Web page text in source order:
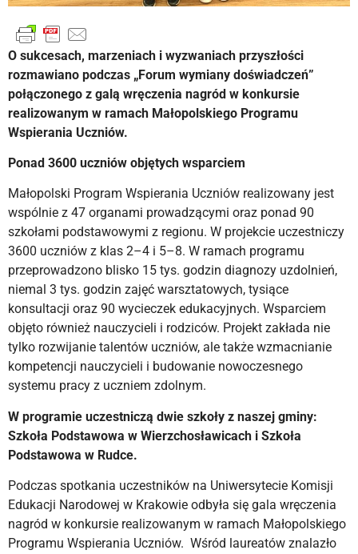
O sukcesach, marzeniach i wyzwaniach przyszłości
rozmawiano podczas „Forum wymiany doświadczeń”
połączonego z galą wręczenia nagród w konkursie
realizowanym w ramach Małopolskiego Programu
Wspierania Uczniów.
Ponad 3600 uczniów objętych wsparciem
Małopolski Program Wspierania Uczniów realizowany jest
wspólnie z 47 organami prowadzącymi oraz ponad 90
szkołami podstawowymi z regionu. W projekcie uczestniczy
3600 uczniów z klas 2–4 i 5–8. W ramach programu
przeprowadzono blisko 15 tys. godzin diagnozy uzdolnień,
niemal 3 tys. godzin zajęć warsztatowych, tysiące
konsultacji oraz 90 wycieczek edukacyjnych. Wsparciem
objęto również nauczycieli i rodziców. Projekt zakłada nie
tylko rozwijanie talentów uczniów, ale także wzmacnianie
kompetencji nauczycieli i budowanie nowoczesnego
systemu pracy z uczniem zdolnym.
W programie uczestniczą dwie szkoły z naszej gminy:
Szkoła Podstawowa w Wierzchosławicach i Szkoła
Podstawowa w Rudce.
Podczas spotkania uczestników na Uniwersytecie Komisji
Edukacji Narodowej w Krakowie odbyła się gala wręczenia
nagród w konkursie realizowanym w ramach Małopolskiego
Programu Wspierania Uczniów. Wśród laureatów znalazło